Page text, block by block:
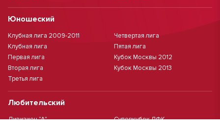
Юношеский
Клубная лига 2009-2011
Клубная лига
Первая лига
Вторая лига
Третья лига
Четвертая лига
Пятая лига
Кубок Москвы 2012
Кубок Москвы 2013
Любительский
Дивизион "А"
Суперкубок ЛФК